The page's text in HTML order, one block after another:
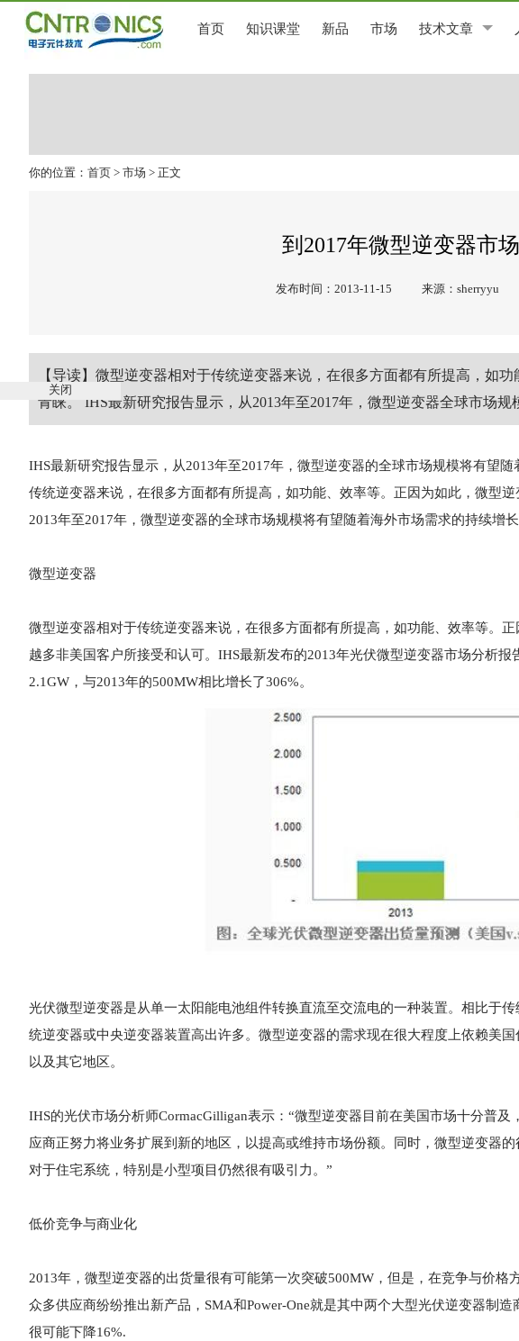
首页 知识课堂 新品 市场 技术文章
你的位置： 首页 > 市场 > 正文
到2017年微型逆变器市
发布时间：2013-11-15 来源：sherryyu
【导读】微型逆变器相对于传统逆变器来说，在很多方面都有所提高，如
青睐。 IHS最新研究报告显示，从2013年至2017年，微型逆变器全球市场
IHS最新研究报告显示，从2013年至2017年，微型逆变器的全球市场规模将有望
传统逆变器来说，在很多方面都有所提高，如功能、效率等。正因为如此，微型
2013年至2017年，微型逆变器的全球市场规模将有望随着海外市场需求的持续增长
微型逆变器
微型逆变器相对于传统逆变器来说，在很多方面都有所提高，如功能、效率等。
越多非美国客户所接受和认可。IHS最新发布的2013年光伏微型逆变器市场分析
2.1GW，与2013年的500MW相比增长了306%。
光伏微型逆变器是从单一太阳能电池组件转换直流至交流电的一种装置。相比于
统逆变器或中央逆变器装置高出许多。微型逆变器的需求现在很大程度上依赖美
以及其它地区。
IHS的光伏市场分析师CormacGilligan表示：“微型逆变器目前在美国市场十分普
应商正努力将业务扩展到新的地区，以提高或维持市场份额。同时，微型逆变器
对于住宅系统，特别是小型项目仍然很有吸引力。”
低价竞争与商业化
2013年，微型逆变器的出货量很有可能第一次突破500MW，但是，在竞争与价格
众多供应商纷纷推出新产品，SMA和Power-One就是其中两个大型光伏逆变器制
很可能下降16%.
关闭